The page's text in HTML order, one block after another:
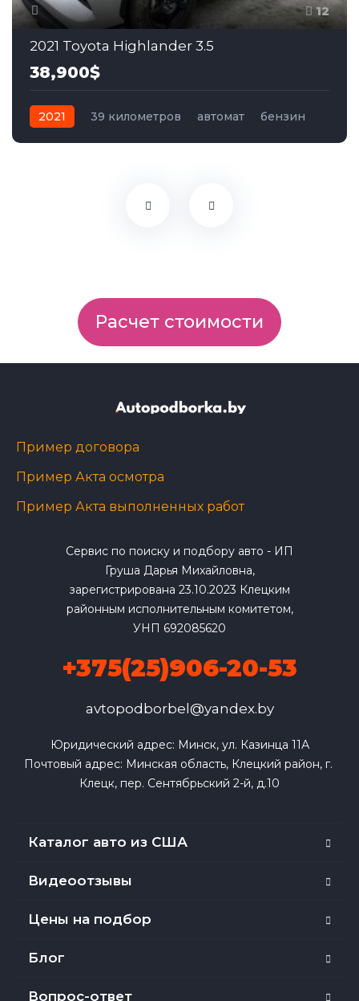
12
2021 Toyota Highlander 3.5
38,900$
2021 39 километров автомат
бензин
Расчет стоимости
Пример договора
Пример Акта осмотра
Пример Акта выполненных работ
Сервис по поиску и подбору авто - ИП
Груша Дарья Михайловна,
зарегистрирована 23.10.2023 Клецким
районным исполнительным комитетом,
УНП 692085620
+375(25)906-20-53
avtopodborbel@yandex.by
Юридический адрес: Минск, ул. Казинца 11А
Почтовый адрес: Минская область, Клецкий район, г.
Клецк, пер. Сентябрьский 2-й, д.10
Каталог авто из США
Видеоотзывы
Цены на подбор
Блог
Вопрос-ответ